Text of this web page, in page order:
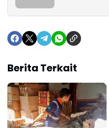
Berita Terkait